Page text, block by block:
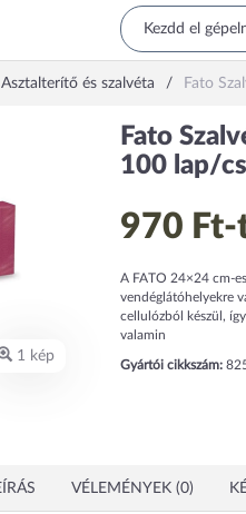
Asztalterítő és szalvéta Fato
1 kép
Fato
100 lap/
970 Ft-
A FATO 24×24 cm-
vendéglátóhelyekre
cellulózból készül,
valamin
Gyártói cikkszám:
VÉLEMÉNYEK (0)